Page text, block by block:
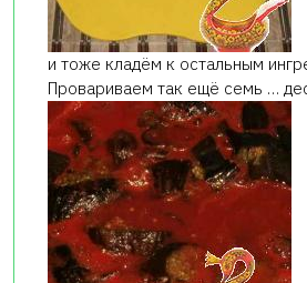
и тоже кладём к остальным
Провариваем так ещё семь …